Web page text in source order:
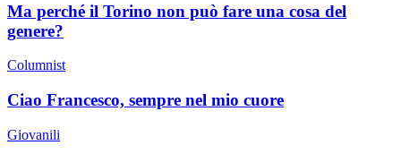
Ma perché il Torino non può fare una cosa del
genere?
Columnist
Ciao Francesco, sempre nel mio cuore
Giovanili